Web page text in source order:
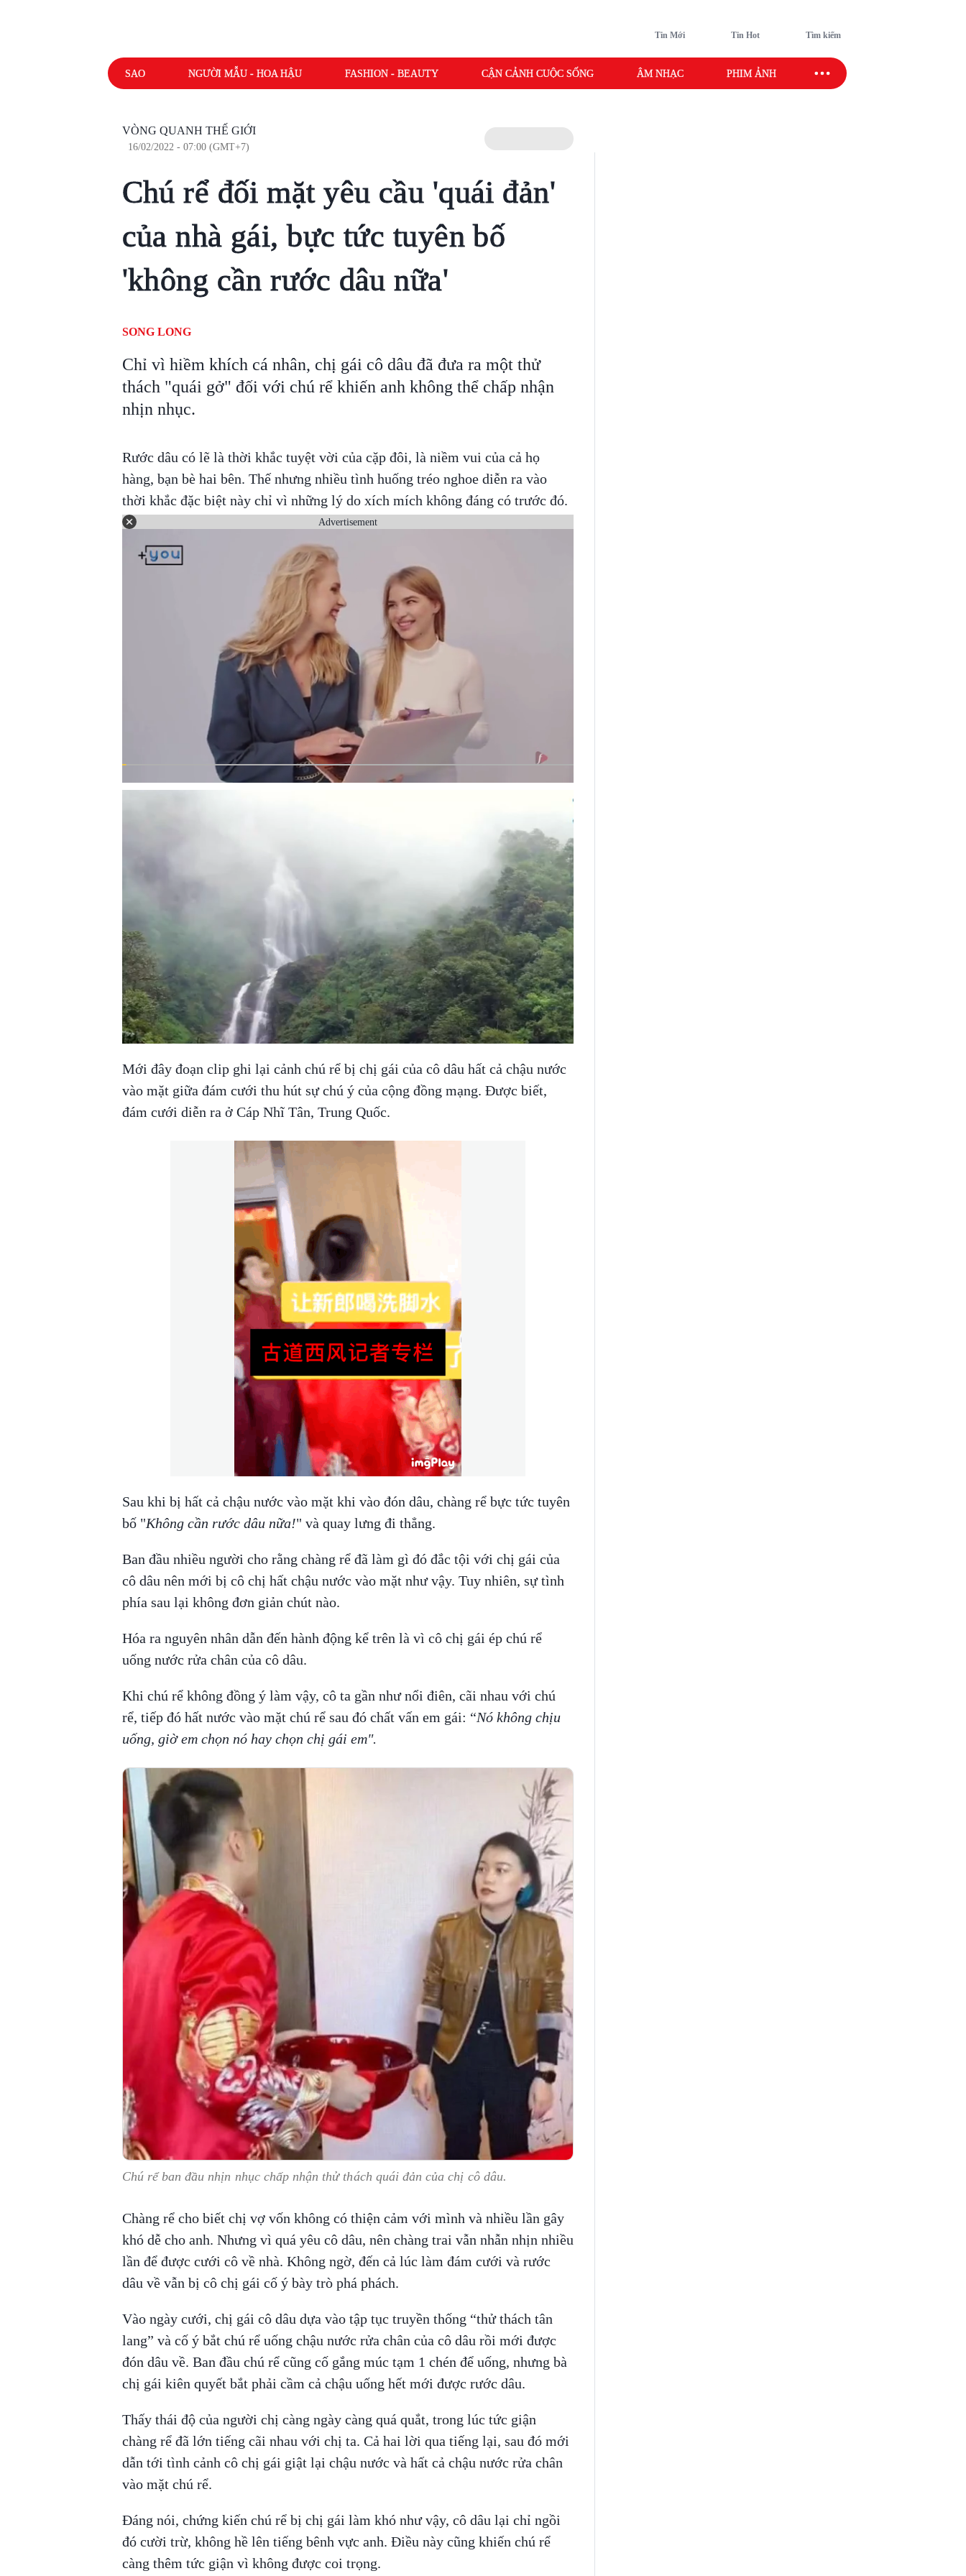
Tin Mới Tin Hot Tìm kiếm
SAO NGƯỜI MẪU - HOA HẬU FASHION - BEAUTY CẬN CẢNH CUỘC SỐNG ÂM NHẠC PHIM ẢNH SAO SPORT
VÒNG QUANH THẾ GIỚI
16/02/2022 - 07:00 (GMT+7)
Chú rể đối mặt yêu cầu 'quái đản'
của nhà gái, bực tức tuyên bố
'không cần rước dâu nữa'
SONG LONG
Chỉ vì hiềm khích cá nhân, chị gái cô dâu đã đưa ra một thử
thách "quái gở" đối với chú rể khiến anh không thể chấp nhận
nhịn nhục.
Rước dâu có lẽ là thời khắc tuyệt vời của cặp đôi, là niềm vui của cả họ
hàng, bạn bè hai bên. Thế nhưng nhiều tình huống tréo nghoe diễn ra vào
thời khắc đặc biệt này chỉ vì những lý do xích mích không đáng có trước đó.
Advertisement
Mới đây đoạn clip ghi lại cảnh chú rể bị chị gái của cô dâu hất cả chậu nước
vào mặt giữa đám cưới thu hút sự chú ý của cộng đồng mạng. Được biết,
đám cưới diễn ra ở Cáp Nhĩ Tân, Trung Quốc.
Sau khi bị hất cả chậu nước vào mặt khi vào đón dâu, chàng rể bực tức tuyên
bố "Không cần rước dâu nữa!" và quay lưng đi thẳng.
Ban đầu nhiều người cho rằng chàng rể đã làm gì đó đắc tội với chị gái của
cô dâu nên mới bị cô chị hất chậu nước vào mặt như vậy. Tuy nhiên, sự tình
phía sau lại không đơn giản chút nào.
Hóa ra nguyên nhân dẫn đến hành động kể trên là vì cô chị gái ép chú rể
uống nước rửa chân của cô dâu.
Khi chú rể không đồng ý làm vậy, cô ta gần như nổi điên, cãi nhau với chú
rể, tiếp đó hất nước vào mặt chú rể sau đó chất vấn em gái: “Nó không chịu
uống, giờ em chọn nó hay chọn chị gái em".
Chú rể ban đầu nhịn nhục chấp nhận thử thách quái đản của chị cô dâu.
Chàng rể cho biết chị vợ vốn không có thiện cảm với mình và nhiều lần gây
khó dễ cho anh. Nhưng vì quá yêu cô dâu, nên chàng trai vẫn nhẫn nhịn nhiều
lần để được cưới cô về nhà. Không ngờ, đến cả lúc làm đám cưới và rước
dâu về vẫn bị cô chị gái cố ý bày trò phá phách.
Vào ngày cưới, chị gái cô dâu dựa vào tập tục truyền thống “thử thách tân
lang” và cố ý bắt chú rể uống chậu nước rửa chân của cô dâu rồi mới được
đón dâu về. Ban đầu chú rể cũng cố gắng múc tạm 1 chén để uống, nhưng bà
chị gái kiên quyết bắt phải cầm cả chậu uống hết mới được rước dâu.
Thấy thái độ của người chị càng ngày càng quá quắt, trong lúc tức giận
chàng rể đã lớn tiếng cãi nhau với chị ta. Cả hai lời qua tiếng lại, sau đó mới
dẫn tới tình cảnh cô chị gái giật lại chậu nước và hất cả chậu nước rửa chân
vào mặt chú rể.
Đáng nói, chứng kiến chú rể bị chị gái làm khó như vậy, cô dâu lại chỉ ngồi
đó cười trừ, không hề lên tiếng bênh vực anh. Điều này cũng khiến chú rể
càng thêm tức giận vì không được coi trọng.